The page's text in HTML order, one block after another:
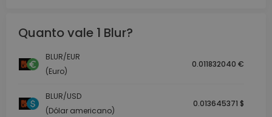
Quanto vale 1 Blur?
BLUR/EUR
(Euro)
0.011832040 €
BLUR/USD
(Dólar americano)
0.013645371 $